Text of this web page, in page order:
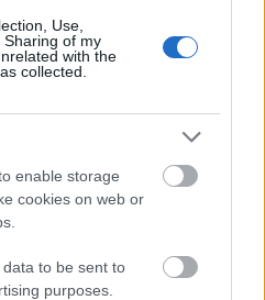
Use,
of my
with the
collected.
enable storage
cookies on web or
to be sent to
purposes.
lemegy a választás és
addigra már
számol azzal, hogy
akik képesek
nem lehet lesöpörni
az utcáról. A mobilgát-
tán nem is volt), mégis
helyette találni valamit kb.
fotózható Tarlós
boldog. Várjuk az ötleteket